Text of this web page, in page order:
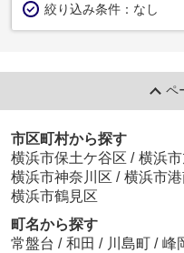
絞り込み条件： なし
ペ
市区町村から探す
横浜市保土ケ谷区 / 横浜
横浜市神奈川区 / 横浜市
横浜市鶴見区
町名から探す
常盤台 / 和田 / 川島町 / 峰